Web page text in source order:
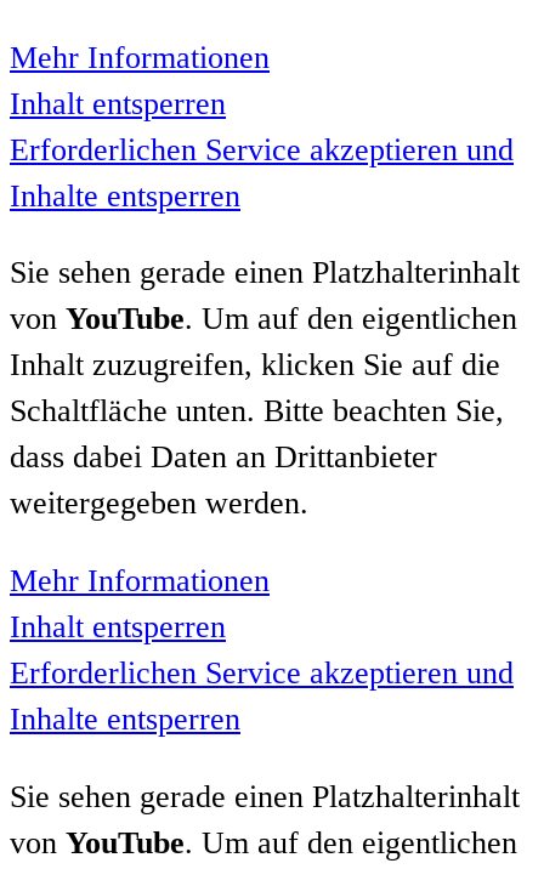
Mehr Informationen
Inhalt entsperren
Erforderlichen Service akzeptieren und
Inhalte entsperren
Sie sehen gerade einen Platzhalterinhalt
von YouTube. Um auf den eigentlichen
Inhalt zuzugreifen, klicken Sie auf die
Schaltfläche unten. Bitte beachten Sie,
dass dabei Daten an Drittanbieter
weitergegeben werden.
Mehr Informationen
Inhalt entsperren
Erforderlichen Service akzeptieren und
Inhalte entsperren
Sie sehen gerade einen Platzhalterinhalt
von YouTube. Um auf den eigentlichen